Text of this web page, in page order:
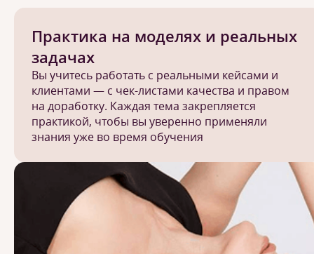
Практика на моделях и реальных
задачах
Вы учитесь работать с реальными кейсами и
клиентами — с чек-листами качества и правом
на доработку. Каждая тема закрепляется
практикой, чтобы вы уверенно применяли
знания уже во время обучения